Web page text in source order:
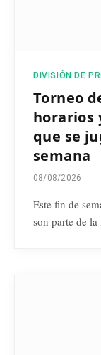
DIVISIÓN DE
Torneo
horarios
que se
semana
08/08/2026
Este fin de
son parte de